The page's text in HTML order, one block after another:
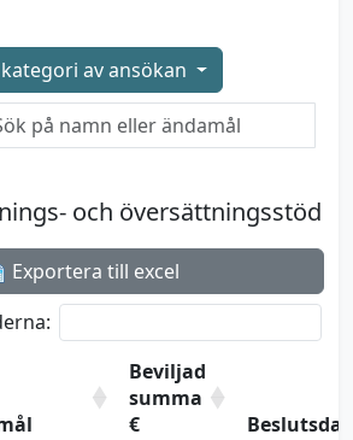
av ansökan
och översättningsstöd
Exportera till excel
Beviljad
summa
€